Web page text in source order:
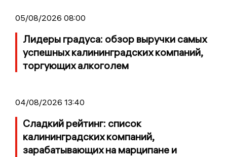
05/08/2026 08:00
Лидеры градуса: обзор выручки самых
успешных калининградских компаний,
торгующих алкоголем
04/08/2026 13:40
Сладкий рейтинг: список
калининградских компаний,
зарабатывающих на марципане и